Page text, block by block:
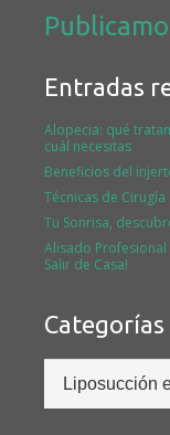
Entradas
Alopecia: qué
cuál necesitas
Beneficios del
Técnicas de Cirugía
Tu Sonrisa,
Alisado Profesional
Salir de Casa!
Categorías
Categorías